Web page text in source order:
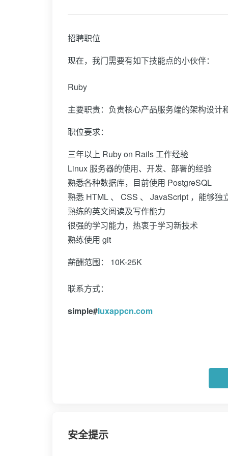
招聘职位
现在，我门需要有如下技能点的小伙伴：
Ruby
主要职责：负责核心产品服务端的架构设计
职位要求：
三年以上 Ruby on Rails 工作经验
Linux 服务器的使用、开发、部署的经验
熟悉各种数据库，目前使用 PostgreSQL
熟悉 HTML 、 CSS 、 JavaScript ，能够独
熟练的英文阅读及写作能力
很强的学习能力，热衷于学习新技术
熟练使用 git
薪酬范围： 10K-25K
联系方式：
simple#luxappcn.com
安全提示